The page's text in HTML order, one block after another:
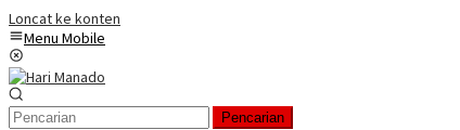
Loncat ke konten
Menu Mobile
Pencarian